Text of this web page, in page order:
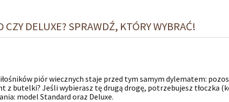
DELUXE? SPRAWDŹ, KTÓRY WYBRAĆ!
piór wiecznych staje przed tym samym dylematem:
z butelki? Jeśli wybierasz tę drugą drogę, potrzebujesz tłoczka
model Standard oraz Deluxe.